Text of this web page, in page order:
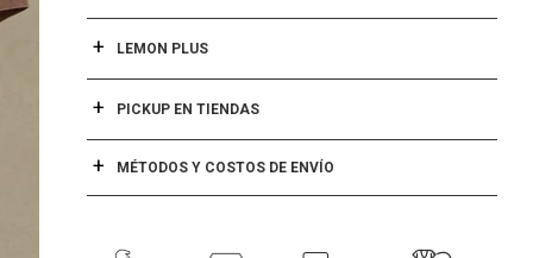
LEMON PLUS
PICKUP EN TIENDAS
MÉTODOS Y COSTOS DE ENVÍO